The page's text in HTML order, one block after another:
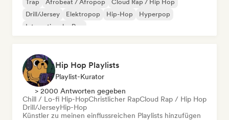
Trap Afrobeat / Afropop
Cloud Rap / Hip Hop
Drill/Jersey
Elektropop Hip-Hop
Hyperpop
Internationaler Rap
Hip Hop Playlists
Playlist-Kurator
> 2000 Antworten gegeben
Chill / Lo-fi Hip-HopChristlicher RapCloud Rap / Hip Hop
Drill/JerseyHip-Hop
Künstler zu meinen einflussreichen Playlists hinzufügen